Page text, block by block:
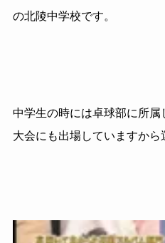
の北陵中学校です。
中学生の時には卓球部に所
大会にも出場していますから